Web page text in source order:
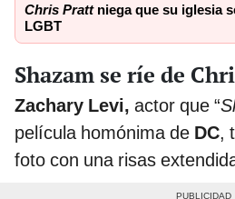
Chris Prattniega que su iglesia
LGBT
Shazam se ríe de
Zachary Levi, actor que “
película homónima de DC,
foto con una risas